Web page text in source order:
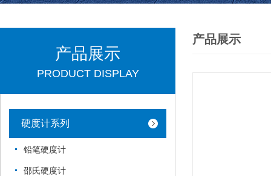
产品展示
PRODUCT DISPLAY
硬度计系列
铅笔硬度计
邵氏硬度计
产品展示